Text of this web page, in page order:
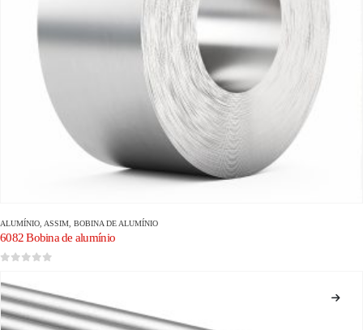
ALUMÍNIO , ASSIM, BOBINA DE ALUMÍNIO
6082 Bobina de alumínio